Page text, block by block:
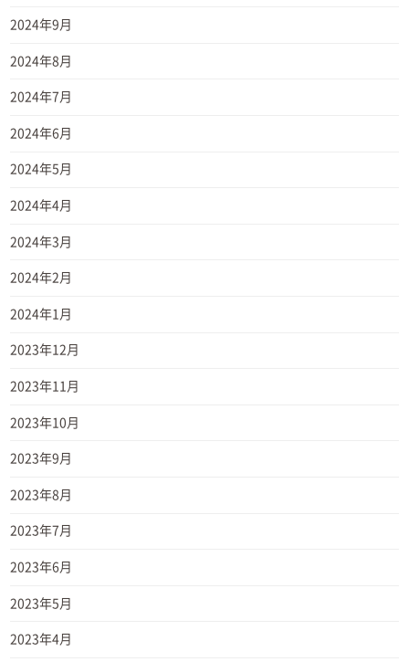
2024年9月
2024年8月
2024年7月
2024年6月
2024年5月
2024年4月
2024年3月
2024年2月
2024年1月
2023年12月
2023年11月
2023年10月
2023年9月
2023年8月
2023年7月
2023年6月
2023年5月
2023年4月